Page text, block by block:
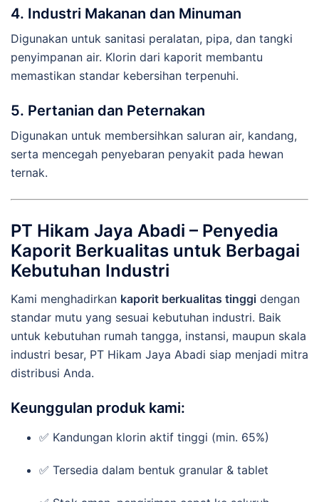
4. Industri Makanan dan Minuman
Digunakan untuk sanitasi peralatan, pipa, dan tangki
penyimpanan air. Klorin dari kaporit membantu
memastikan standar kebersihan terpenuhi.
5. Pertanian dan Peternakan
Digunakan untuk membersihkan saluran air, kandang,
serta mencegah penyebaran penyakit pada hewan
ternak.
PT Hikam Jaya Abadi – Penyedia
Kaporit Berkualitas untuk Berbagai
Kebutuhan Industri
Kami menghadirkan kaporit berkualitas tinggi dengan
standar mutu yang sesuai kebutuhan industri. Baik
untuk kebutuhan rumah tangga, instansi, maupun skala
industri besar, PT Hikam Jaya Abadi siap menjadi mitra
distribusi Anda.
Keunggulan produk kami:
✅ Kandungan klorin aktif tinggi (min. 65%)
✅ Tersedia dalam bentuk granular & tablet